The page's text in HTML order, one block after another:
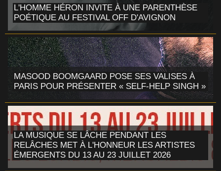
L'HOMME HÉRON INVITE À UNE PARENTHÈSE
POÉTIQUE AU FESTIVAL OFF D'AVIGNON
MASOOD BOOMGAARD POSE SES VALISES À
PARIS POUR PRÉSENTER « SELF-HELP SINGH »
LA MUSIQUE SE LÂCHE PENDANT LES
RELÂCHES MET À L'HONNEUR LES ARTISTES
ÉMERGENTS DU 13 AU 23 JUILLET 2026